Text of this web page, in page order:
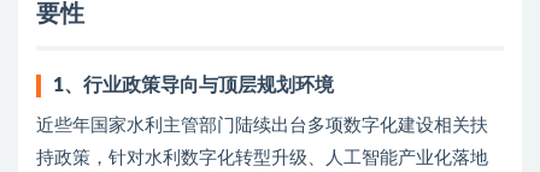
要性
1、行业政策导向与顶层规划环境
近些年国家水利主管部门陆续出台多项数字化建设相关扶
持政策，针对水利数字化转型升级、人工智能产业化落地